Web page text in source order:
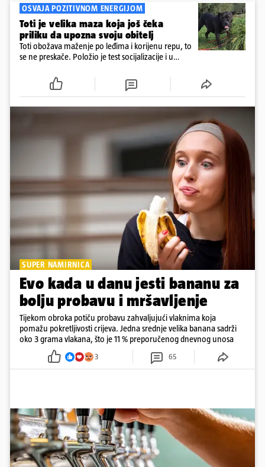
OSVAJA POZITIVNOM ENERGIJOM
Toti je velika maza koja još čeka
priliku da upozna svoju obitelj
Toti obožava maženje po leđima i korijenu repu, to
se ne preskače. Položio je test socijalizacije i u
cijepljen protiv virusnih zaraznih bolesti
SUPER NAMIRNICA
Evo kada u danu jesti bananu za
bolju probavu i mršavljenje
Tijekom obroka potiču probavu zahvaljujući vlaknima koja
pomažu pokretljivosti crijeva. Jedna srednje velika banana sadrži
oko 3 grama vlakana, što je 11 % preporučenog dnevnog unosa
3 65